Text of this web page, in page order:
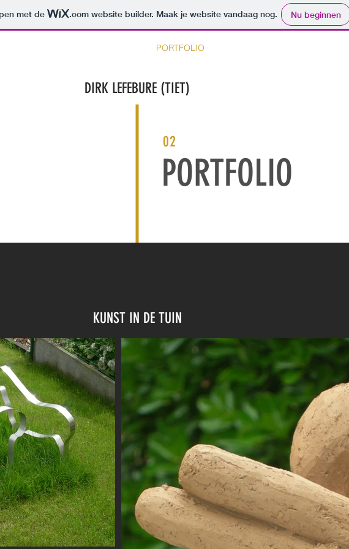
met de .com website builder. Maak je website vandaag nog. Nu beginnen
PORTFOLIO
02
DIRK LEFEBURE (TIET)
PORTFOLIO
KUNST IN DE TUIN